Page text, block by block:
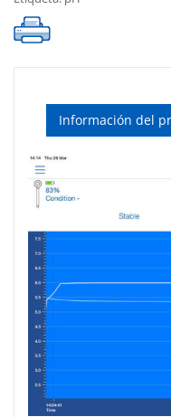
Información del